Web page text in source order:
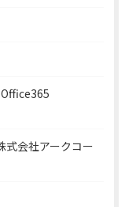
式会社アークコー